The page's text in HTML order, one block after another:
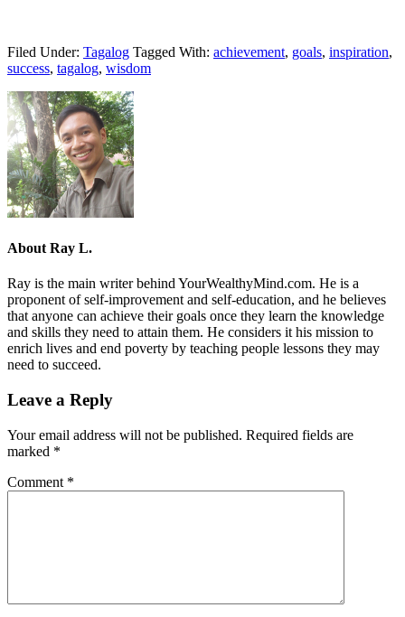
Filed Under: Tagalog Tagged With: achievement, goals, inspiration,
success, tagalog, wisdom
About Ray L.
Ray is the main writer behind YourWealthyMind.com. He is a
proponent of self-improvement and self-education, and he believes
that anyone can achieve their goals once they learn the knowledge
and skills they need to attain them. He considers it his mission to
enrich lives and end poverty by teaching people lessons they may
need to succeed.
Leave a Reply
Your email address will not be published. Required fields are
marked *
Comment *